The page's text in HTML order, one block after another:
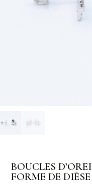
BOUCLES
FORME DE DIÈSE